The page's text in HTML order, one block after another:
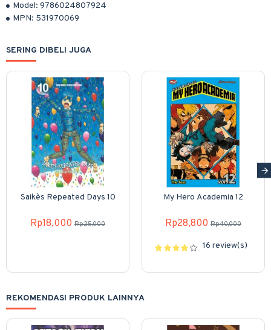
Model: 9786024807924
MPN: 531970069
SERING DIBELI JUGA
Saike`s Repeated Days 10
Rp18,000 Rp25,000
My Hero Academia 12
Rp28,800 Rp40,000
16 review(s)
REKOMENDASI PRODUK LAINNYA